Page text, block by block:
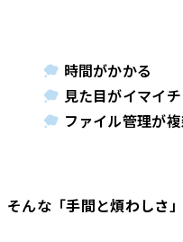
時間がかかる
見た目がイマイチ
ファイル管理が
そんな「手間と煩わしさ